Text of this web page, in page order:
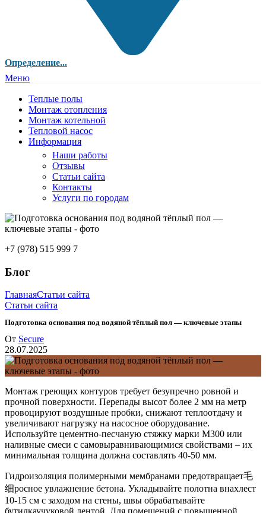
Определение...
Меню
Теплые полы
Монтаж отопления
Монтаж котельной
Тепловой насос
Информация
Наши работы
Отзывы
Статьи сайта
Контакты
Услуги по городам
+7 (978) 515 999 7
Блог
ГлавнаяСтатьи сайта
Статьи сайта
Подготовка основания под водяной тёплый пол — ключевые этапы
От Secure
28.07.2025
Монтаж греющих контуров требует безупречно ровной и
прочной поверхности. Перепады высот более 2 мм на метр
провоцируют воздушные пробки, снижают теплоотдачу и
увеличивают нагрузку на насосное оборудование.
Используйте цементно-песчаную стяжку марки М300 или
наливные смеси с самовыравнивающимися свойствами – их
минимальная толщина должна составлять 40-50 мм.
Гидроизоляция полимерными мембранами предотвращает毛
细росное увлажнение бетона. Укладывайте полотна внахлест
10-15 см с заходом на стены, швы обрабатывайте
бутилкаучуковой лентой. Для помещений с повышенной